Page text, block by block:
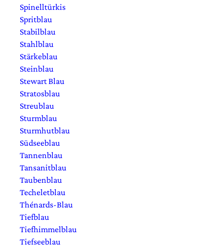
Spinelltürkis
Spritblau
Stabilblau
Stahlblau
Stärkeblau
Steinblau
Stewart Blau
Stratosblau
Streublau
Sturmblau
Sturmhutblau
Südseeblau
Tannenblau
Tansanitblau
Taubenblau
Techeletblau
Thénards-Blau
Tiefblau
Tiefhimmelblau
Tiefseeblau